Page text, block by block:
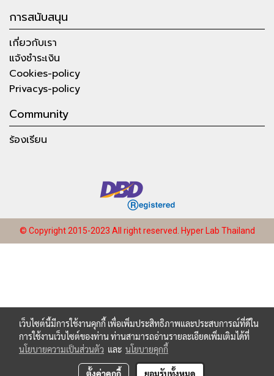
การสนับสนุน
เกี่ยวกับเรา
แจ้งชำระเงิน
Cookies-policy
Privacys-policy
Community
ร้องเรียน
© Copyright 2015-2023 All right reserved. Hyper Lab Thailand
เว็บไซต์นี้มีการใช้งานคุกกี้ เพื่อเพิ่มประสิทธิภาพและประสบการณ์ที่ดีใน
การใช้งานเว็บไซต์ของท่าน ท่านสามารถอ่านรายละเอียดเพิ่มเติมได้ที่
นโยบายความเป็นส่วนตัว และ นโยบายคุกกี้
ตั้งค่าคุกกี้ ยอมรับทั้งหมด